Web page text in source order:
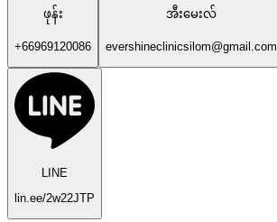
ဖုန်း
+66969120086
အီးမေးလ်
evershineclinicsilom@gmail.com
LINE
lin.ee/2w22JTP